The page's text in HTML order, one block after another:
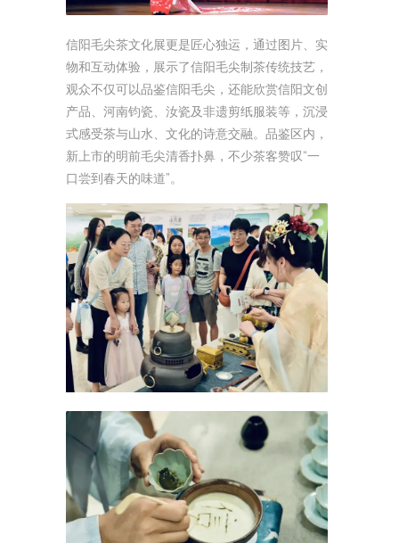
信阳毛尖茶文化展更是匠心独运，通过图片、实
物和互动体验，展示了信阳毛尖制茶传统技艺，
观众不仅可以品鉴信阳毛尖，还能欣赏信阳文创
产品、河南钧瓷、汝瓷及非遗剪纸服装等，沉浸
式感受茶与山水、文化的诗意交融。品鉴区内，
新上市的明前毛尖清香扑鼻，不少茶客赞叹“一
口尝到春天的味道”。